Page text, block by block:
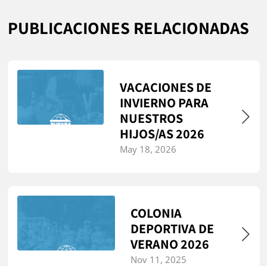
PUBLICACIONES RELACIONADAS
VACACIONES DE
INVIERNO PARA
NUESTROS
HIJOS/AS 2026
May 18, 2026
COLONIA
DEPORTIVA DE
VERANO 2026
Nov 11, 2025